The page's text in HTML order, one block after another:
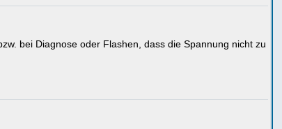
bei Diagnose oder Flashen, dass die Spannung nicht zu